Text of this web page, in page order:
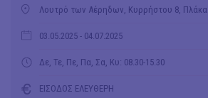
Λουτρό των Αέρηδων, Κυρρήστου 8, Πλάκα
03.05.2025 - 04.07.2025
Δε, Τε, Πε, Πα, Σα, Κυ: 08.30-15.30
ΕΙΣΟΔΟΣ ΕΛΕΥΘΕΡΗ